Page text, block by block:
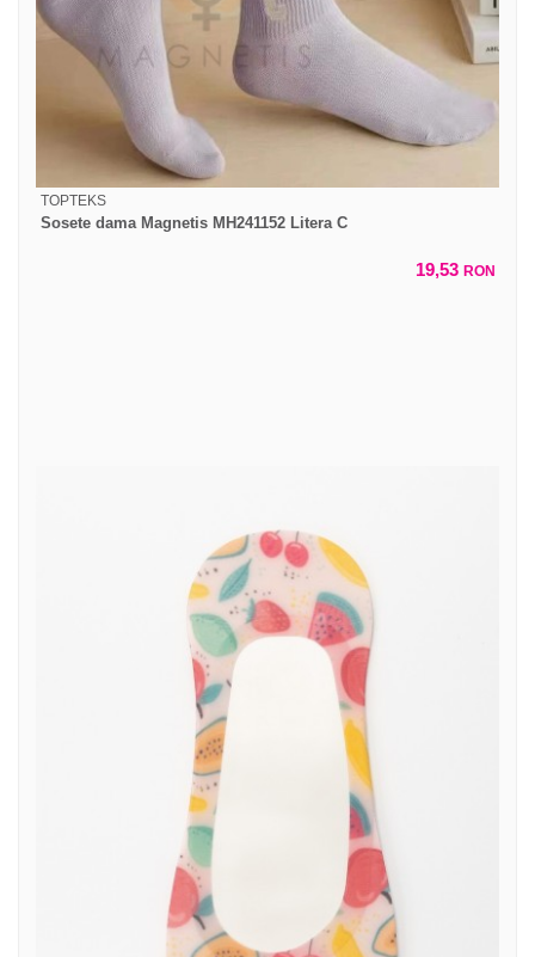
TOPTEKS
Sosete dama Magnetis MH241152 Litera C
19,53 RON